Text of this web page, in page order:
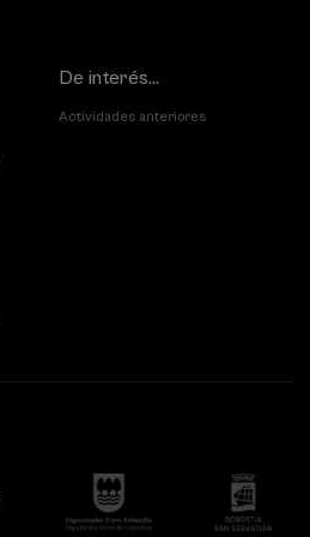
De interés...
Actividades anteriores